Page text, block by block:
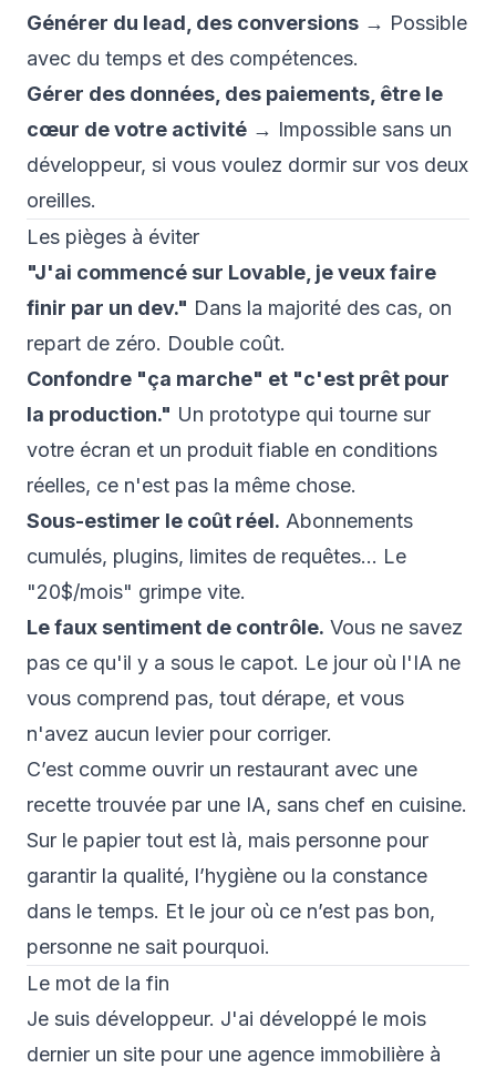
Générer du lead, des conversions → Possible
avec du temps et des compétences.
Gérer des données, des paiements, être le
cœur de votre activité → Impossible sans un
développeur, si vous voulez dormir sur vos deux
oreilles.
Les pièges à éviter
"J'ai commencé sur Lovable, je veux faire
finir par un dev." Dans la majorité des cas, on
repart de zéro. Double coût.
Confondre "ça marche" et "c'est prêt pour
la production." Un prototype qui tourne sur
votre écran et un produit fiable en conditions
réelles, ce n'est pas la même chose.
Sous-estimer le coût réel. Abonnements
cumulés, plugins, limites de requêtes… Le
"20$/mois" grimpe vite.
Le faux sentiment de contrôle. Vous ne savez
pas ce qu'il y a sous le capot. Le jour où l'IA ne
vous comprend pas, tout dérape, et vous
n'avez aucun levier pour corriger.
C’est comme ouvrir un restaurant avec une
recette trouvée par une IA, sans chef en cuisine.
Sur le papier tout est là, mais personne pour
garantir la qualité, l’hygiène ou la constance
dans le temps. Et le jour où ce n’est pas bon,
personne ne sait pourquoi.
Le mot de la fin
Je suis développeur. J'ai développé le mois
dernier un site pour une agence immobilière à